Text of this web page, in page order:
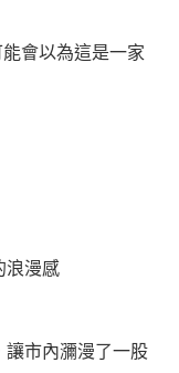
會以為這是一家
浪漫感
讓市內瀰漫了一股